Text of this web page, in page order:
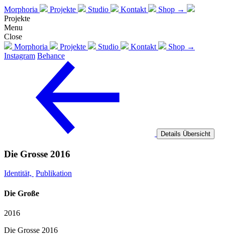
Morphoria Projekte Studio Kontakt
Shop →
Projekte
Menu
Close
Morphoria
Projekte Studio Kontakt
Shop →
Instagram Behance
Details Übersicht
Die Grosse 2016
Identität, Publikation
Die Große
2016
Die Grosse 2016